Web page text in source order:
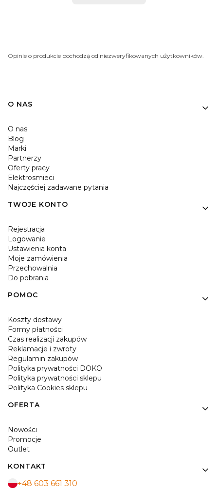
Opinie o produkcie pochodzą od niezweryfikowanych użytkowników.
O NAS
O nas
Blog
Marki
Partnerzy
Oferty pracy
Elektrosmieci
Najczęściej zadawane pytania
TWOJE KONTO
Rejestracja
Logowanie
Ustawienia konta
Moje zamówienia
Przechowalnia
Do pobrania
POMOC
Koszty dostawy
Formy płatności
Czas realizacji zakupów
Reklamacje i zwroty
Regulamin zakupów
Polityka prywatności DOKO
Polityka prywatności sklepu
Polityka Cookies sklepu
OFERTA
Nowości
Promocje
Outlet
KONTAKT
+48 603 661 310